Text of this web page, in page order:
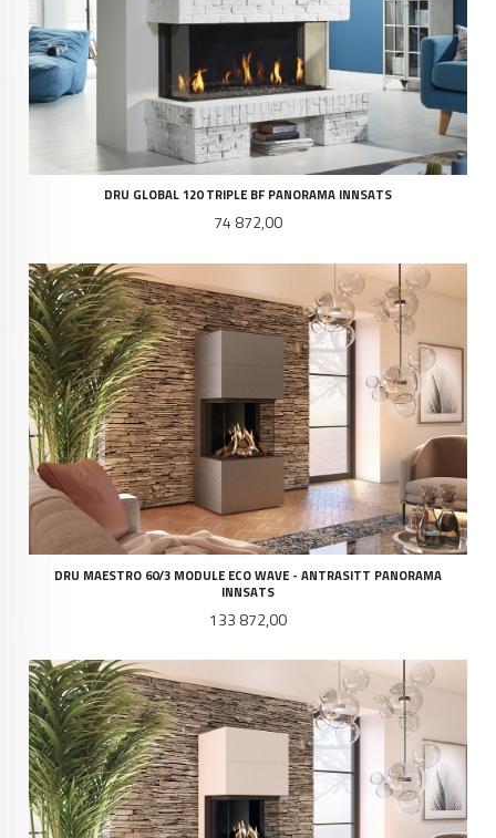
DRU GLOBAL 120 TRIPLE BF PANORAMA INNSATS
Pris
74 872,00
DRU MAESTRO 60/3 MODULE ECO WAVE - ANTRASITT PANORAMA
INNSATS
Pris
133 872,00